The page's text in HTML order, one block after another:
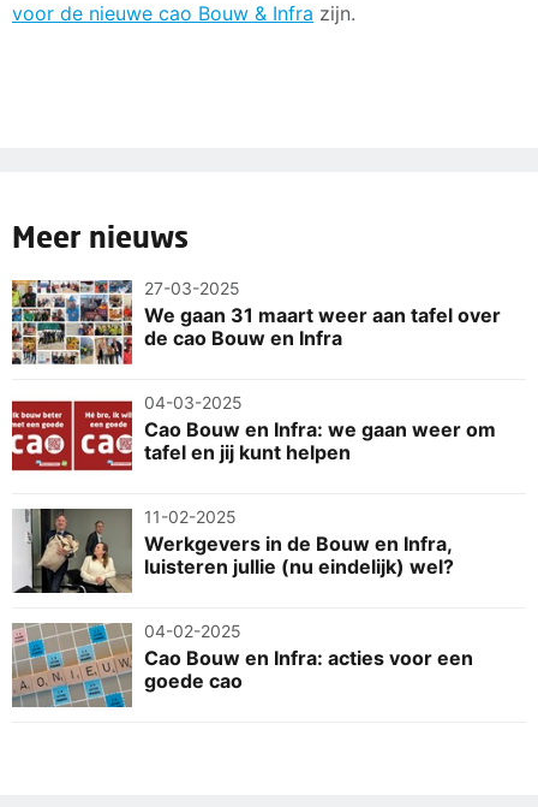
voor de nieuwe cao Bouw & Infra zijn.
Meer nieuws
27-03-2025
We gaan 31 maart weer aan tafel over
de cao Bouw en Infra
04-03-2025
Cao Bouw en Infra: we gaan weer om
tafel en jij kunt helpen
11-02-2025
Werkgevers in de Bouw en Infra,
luisteren jullie (nu eindelijk) wel?
04-02-2025
Cao Bouw en Infra: acties voor een
goede cao